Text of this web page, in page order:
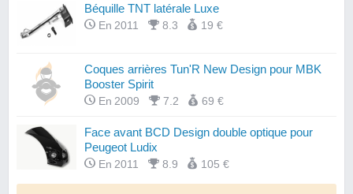
Béquille TNT latérale Luxe
En 2011 8.3 19 €
Coques arrières Tun'R New Design pour MBK
Booster Spirit
En 2009 7.2 69 €
Face avant BCD Design double optique pour
Peugeot Ludix
En 2011 8.9 105 €